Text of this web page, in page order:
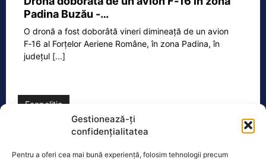
Gestionează-ți
confidențialitatea
Pentru a oferi cea mai bună experiență, folosim tehnologii precum
Padina Buzău -…
O dronă a fost doborâtă vineri dimineață de un avion
F‑16 al Forțelor Aeriene Române, în zona Padina, în
județul [...]
Ecopolitic
Ponta: Bolojan poate să reducă